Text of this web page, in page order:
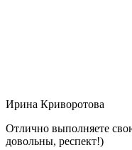
Ирина Криворотова
Отлично выполняете
довольны, респект!)